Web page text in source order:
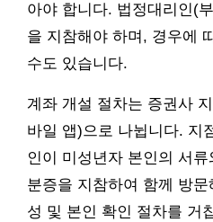
아야 합니다. 법정대리인(
을 지참해야 하며, 경우에
수도 있습니다.
계좌 개설 절차는 증권사
바일 앱)으로 나뉩니다. 지
인이 미성년자 본인의 서
분증을 지참하여 함께 방
성 및 본인 확인 절차를 거